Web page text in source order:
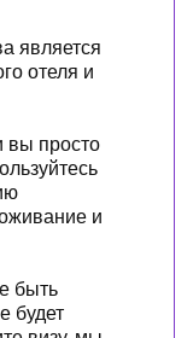
является
отеля и
вы просто
и
быть
будет